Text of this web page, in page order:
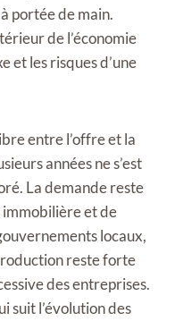
portée de main.
de l’économie
et les risques d’une
entre l’offre et la
années ne s’est
La demande reste
immobilière et de
locaux,
reste forte
des entreprises.
suit l’évolution des